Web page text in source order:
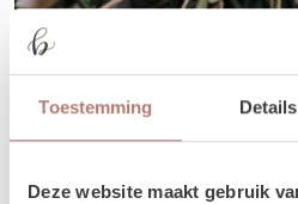
Toestemming Details
Deze website maakt gebruik